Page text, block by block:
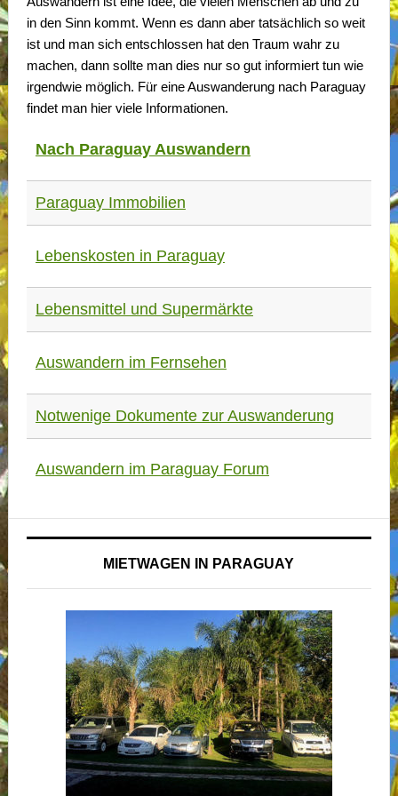
in den Sinn kommt. Wenn es dann aber tatsächlich so weit
ist und man sich entschlossen hat den Traum wahr zu
machen, dann sollte man dies nur so gut informiert tun wie
irgendwie möglich. Für eine Auswanderung nach Paraguay
findet man hier viele Informationen.
Nach Paraguay Auswandern
Paraguay Immobilien
Lebenskosten in Paraguay
Lebensmittel und Supermärkte
Auswandern im Fernsehen
Notwenige Dokumente zur Auswanderung
Auswandern im Paraguay Forum
MIETWAGEN IN PARAGUAY